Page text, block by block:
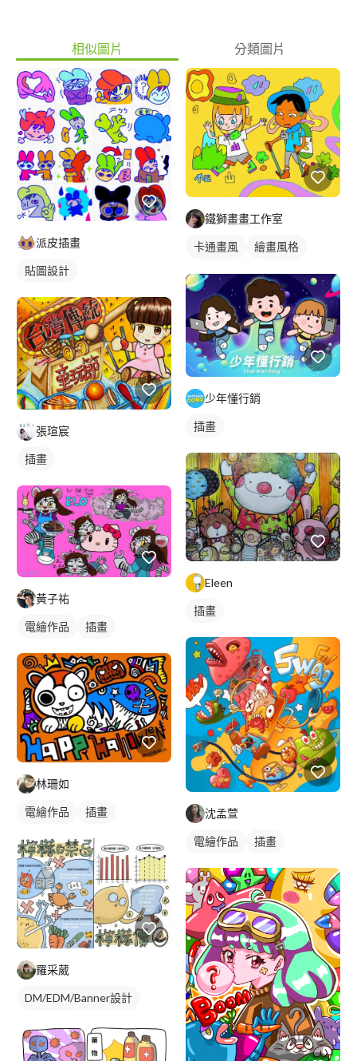
相似圖片 分類圖片
派皮插畫
貼圖設計
張瑄宸
插畫
黃子祐
電繪作品 插畫
林珊如
電繪作品 插畫
羅采葳
DM/EDM/Banner設計
鐵獅畫畫工作室
卡通畫風
繪畫風格
插畫
少年懂行銷
插畫
Eleen
插畫
沈孟萱
電繪作品 插畫